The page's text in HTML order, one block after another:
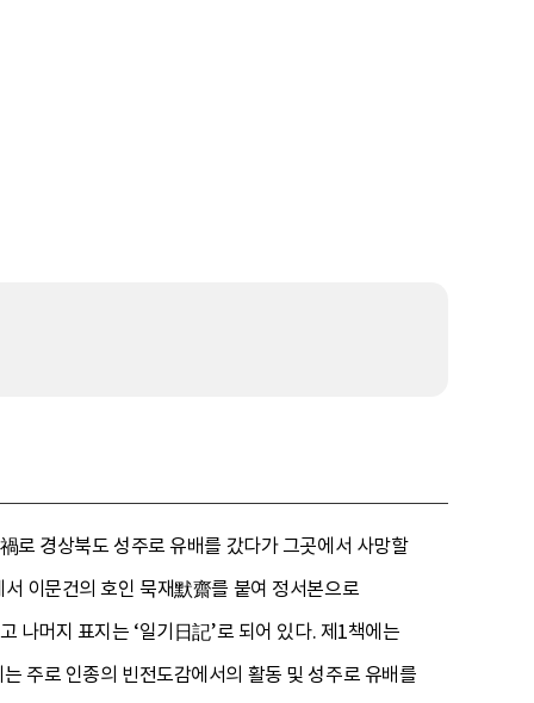
경상북도 성주로 유배를 갔다가 그곳에서 사망할
이문건의 호인 묵재默齋를 붙여 정서본으로
나머지 표지는 ‘일기日記’로 되어 있다. 제1책에는
주로 인종의 빈전도감에서의 활동 및 성주로 유배를